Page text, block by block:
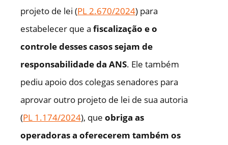
projeto de lei (PL 2.670/2024) para
estabelecer que a fiscalização e o
controle desses casos sejam de
responsabilidade da ANS. Ele também
pediu apoio dos colegas senadores para
aprovar outro projeto de lei de sua autoria
(PL 1.174/2024), que obriga as
operadoras a oferecerem também os